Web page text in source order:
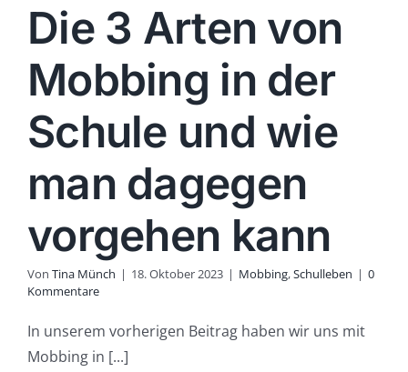
Schulleben
Die 3 Arten von
Mobbing in der
Schule und wie
man dagegen
vorgehen kann
Von Tina Münch | 18. Oktober 2023 | Mobbing,Schulleben | 0
Kommentare
In unserem vorherigen Beitrag haben wir uns mit
Mobbing in [...]